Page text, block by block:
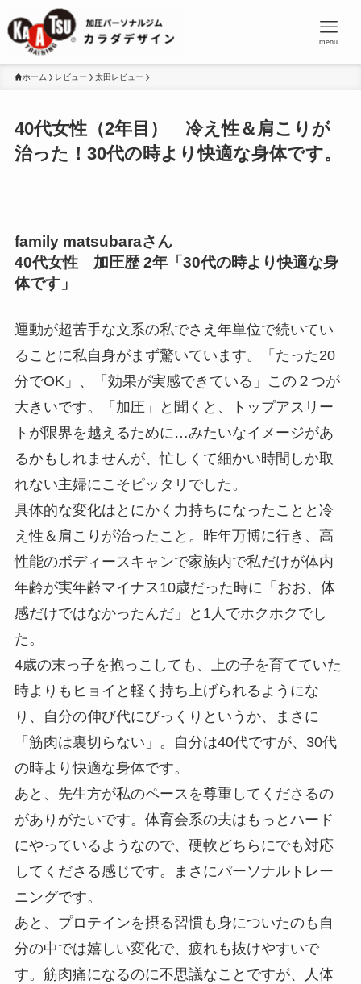
menu
ホーム レビュー 太田レビュー
40代女性（2年目） 冷え性＆肩こりが
治った！30代の時より快適な身体です。
family matsubaraさん
40代女性 加圧歴 2年「30代の時より快適な身
体です」
運動が超苦手な文系の私でさえ年単位で続いてい
ることに私自身がまず驚いています。「たった20
分でOK」、「効果が実感できている」この２つが
大きいです。「加圧」と聞くと、トップアスリー
トが限界を越えるために…みたいなイメージがあ
るかもしれませんが、忙しくて細かい時間しか取
れない主婦にこそピッタリでした。
具体的な変化はとにかく力持ちになったことと冷
え性＆肩こりが治ったこと。昨年万博に行き、高
性能のボディースキャンで家族内で私だけが体内
年齢が実年齢マイナス10歳だった時に「おお、体
感だけではなかったんだ」と1人でホクホクでし
た。
4歳の末っ子を抱っこしても、上の子を育てていた
時よりもヒョイと軽く持ち上げられるようにな
り、自分の伸び代にびっくりというか、まさに
「筋肉は裏切らない」。自分は40代ですが、30代
の時より快適な身体です。
あと、先生方が私のペースを尊重してくださるの
がありがたいです。体育会系の夫はもっとハード
にやっているようなので、硬軟どちらにでも対応
してくださる感じです。まさにパーソナルトレー
ニングです。
あと、プロテインを摂る習慣も身についたのも自
分の中では嬉しい変化で、疲れも抜けやすいで
す。筋肉痛になるのに不思議なことですが、人体